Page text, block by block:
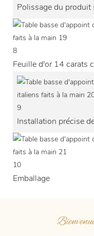
Polissage du
8
Feuille d'or 14 carats
9
Installation précise
10
Emballage